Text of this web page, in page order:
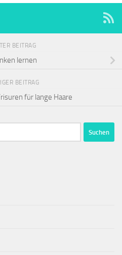
BEITRAG
lernen
BEITRAG
für lange Haare